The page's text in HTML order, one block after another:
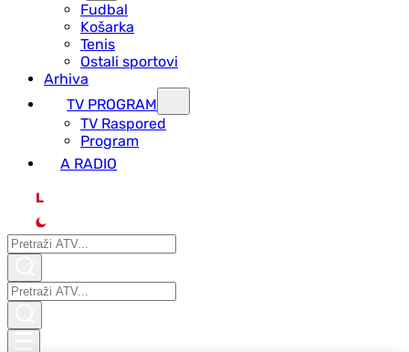
Fudbal
Košarka
Tenis
Ostali sportovi
Arhiva
TV PROGRAM
ТV Raspored
Program
A RADIO
L